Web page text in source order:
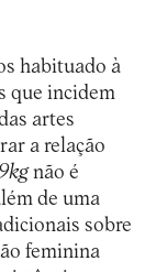
habituado à
que incidem
artes
a relação
não é
de uma
sobre
feminina